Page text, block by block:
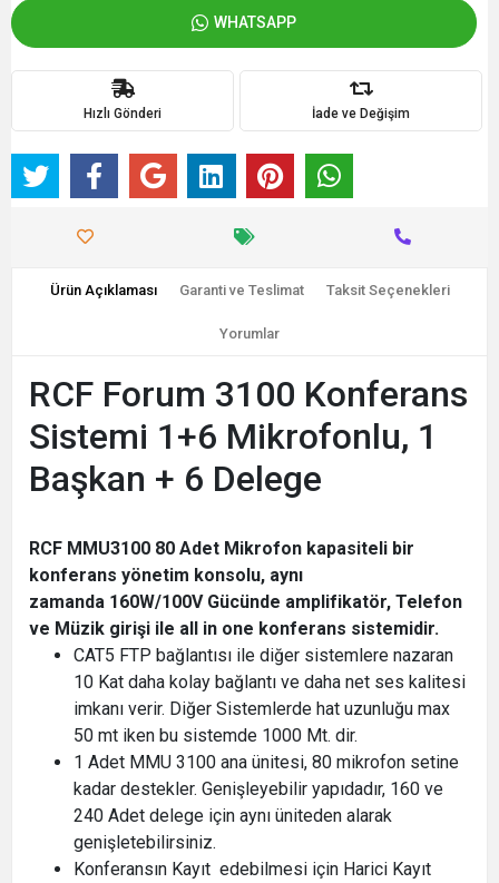
WHATSAPP
Hızlı Gönderi İade ve Değişim
Ürün Açıklaması Garanti ve Teslimat Taksit Seçenekleri
Yorumlar
RCF Forum 3100 Konferans
Sistemi 1+6 Mikrofonlu, 1
Başkan + 6 Delege
RCF MMU3100 80 Adet Mikrofon kapasiteli bir
konferans yönetim konsolu, aynı
zamanda 160W/100V Gücünde amplifikatör, Telefon
ve Müzik girişi ile all in one konferans sistemidir.
CAT5 FTP bağlantısı ile diğer sistemlere nazaran
10 Kat daha kolay bağlantı ve daha net ses kalitesi
imkanı verir. Diğer Sistemlerde hat uzunluğu max
50 mt iken bu sistemde 1000 Mt. dir.
1 Adet MMU 3100 ana ünitesi, 80 mikrofon setine
kadar destekler. Genişleyebilir yapıdadır, 160 ve
240 Adet delege için aynı üniteden alarak
genişletebilirsiniz.
Konferansın Kayıt edebilmesi için Harici Kayıt